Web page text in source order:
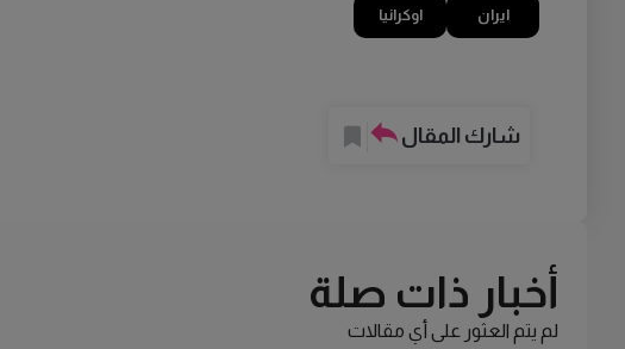
ايران اوكرانيا
شارك المقال
أخبار ذات صلة
لم يتم العثور على أي مقالات